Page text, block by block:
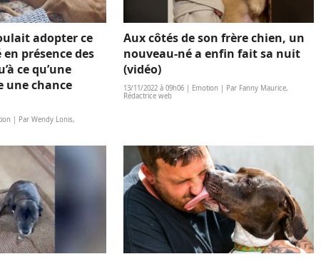
adopter ce
présence des
ce qu’une
chance
| Par Wendy Lonis,
Aux côtés de son frère chien, un
nouveau-né a enfin fait sa nuit
(vidéo)
13/11/2022 à 09h06 | Emotion | Par Fanny Maurice,
Rédactrice web